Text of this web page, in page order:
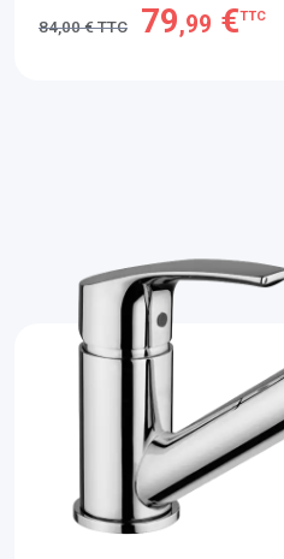
84,00 € TTC 79,99 €TTC